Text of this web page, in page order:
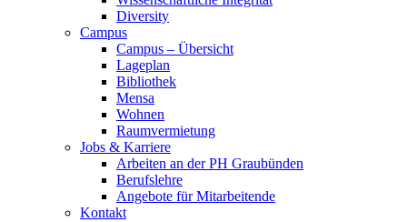
Diversity
Campus
Campus – Übersicht
Lageplan
Bibliothek
Mensa
Wohnen
Raumvermietung
Jobs & Karriere
Arbeiten an der PH Graubünden
Berufslehre
Angebote für Mitarbeitende
Kontakt